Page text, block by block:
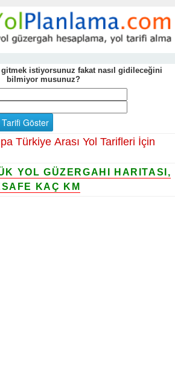
istiyorsunuz fakat nasıl gidileceğini
bilmiyor musunuz?
Türkiye Arası Yol Tarifleri İçin
YOL GÜZERGAHI HARITASI,
KAÇ KM